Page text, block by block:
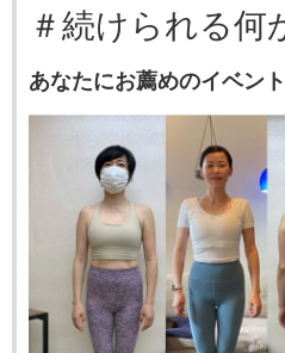
＃続けられる何
あなたにお薦めのイベント